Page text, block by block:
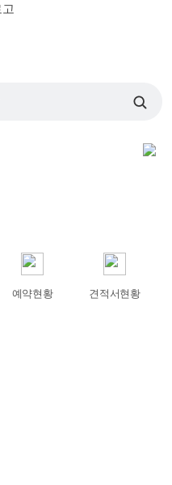
예약현황 견적서현황